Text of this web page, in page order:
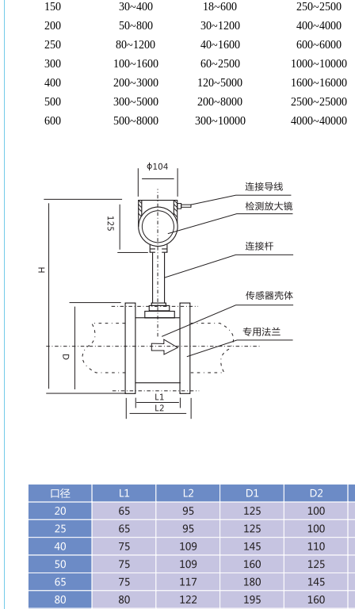
150
30~400 18~600
250~2500
200
50~800 30~1200
400~4000
250
80~1200 40~1600
600~6000
300
100~1600 60~2500
1000~10000
400
200~3000 120~5000
1600~16000
500
300~5000 200~8000
2500~25000
600
500~8000 300~10000 4000~40000